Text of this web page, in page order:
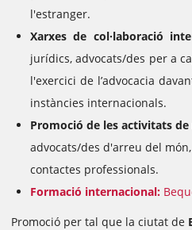
l'estranger.
Xarxes de col·laboració
jurídics, advocats/des per a
l'exercici de l’advocacia
instàncies internacionals.
Promoció de les activitats
advocats/des d'arreu del
contactes professionals.
Formació internacional:
Promoció per tal que la ciutat de